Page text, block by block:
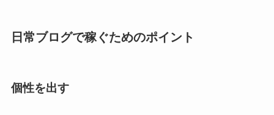
日常ブログで稼ぐためのポイント
個性を出す